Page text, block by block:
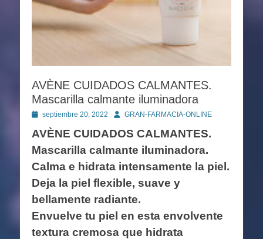
AVÈNE CUIDADOS CALMANTES.
Mascarilla calmante iluminadora
Publicado
septiembre 20, 2022 AutorGRAN-FARMACIA-ONLINE
AVÈNE CUIDADOS CALMANTES.
Mascarilla calmante iluminadora.
Calma e hidrata intensamente la piel.
Deja la piel flexible, suave y
bellamente radiante.
Envuelve tu piel en esta envolvente
textura cremosa que hidrata